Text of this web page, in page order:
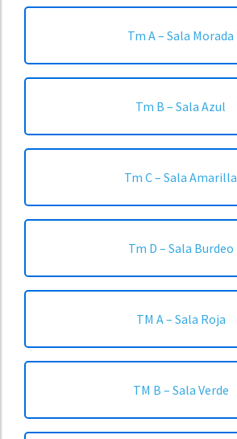
Tm A – Sala Morada
Tm B – Sala Azul
Tm C – Sala Amarilla
Tm D – Sala Burdeo
TM A – Sala Roja
TM B – Sala Verde